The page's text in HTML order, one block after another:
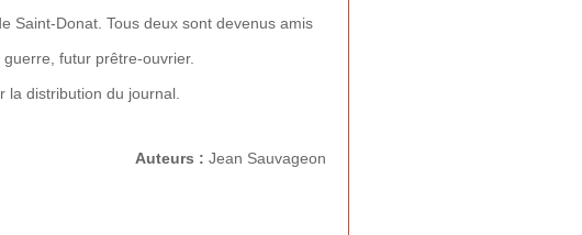
Saint-Donat. Tous deux sont devenus amis
futur prêtre-ouvrier.
distribution du journal.
Auteurs : Jean Sauvageon